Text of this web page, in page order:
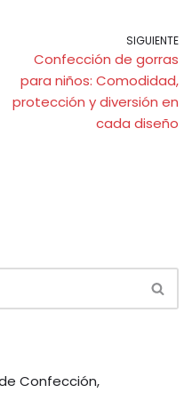
SIGUIENTE
Confección de gorras
para niños: Comodidad,
protección y diversión en
cada diseño
Confección,